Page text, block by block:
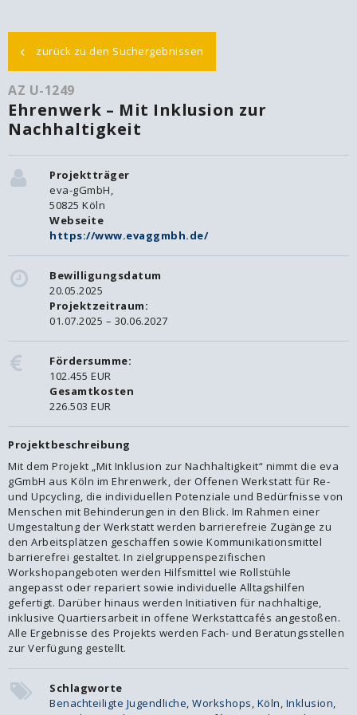
‹ zurück zu den Suchergebnissen
AZ U-1249
Ehrenwerk – Mit Inklusion zur
Nachhaltigkeit
Projektträger
eva-gGmbH,
50825 Köln
Webseite
https://www.evaggmbh.de/
Bewilligungsdatum
20.05.2025
Projektzeitraum:
01.07.2025 – 30.06.2027
Fördersumme:
102.455 EUR
Gesamtkosten
226.503 EUR
Projektbeschreibung
Mit dem Projekt „Mit Inklusion zur Nachhaltigkeit“ nimmt die eva
gGmbH aus Köln im Ehrenwerk, der Offenen Werkstatt für Re-
und Upcycling, die individuellen Potenziale und Bedürfnisse von
Menschen mit Behinderungen in den Blick. Im Rahmen einer
Umgestaltung der Werkstatt werden barrierefreie Zugänge zu
den Arbeitsplätzen geschaffen sowie Kommunikationsmittel
barrierefrei gestaltet. In zielgruppenspezifischen
Workshopangeboten werden Hilfsmittel wie Rollstühle
angepasst oder repariert sowie individuelle Alltagshilfen
gefertigt. Darüber hinaus werden Initiativen für nachhaltige,
inklusive Quartiersarbeit in offene Werkstattcafés angestoßen.
Alle Ergebnisse des Projekts werden Fach- und Beratungsstellen
zur Verfügung gestellt.
Schlagworte
Benachteiligte Jugendliche Workshops Köln Inklusion